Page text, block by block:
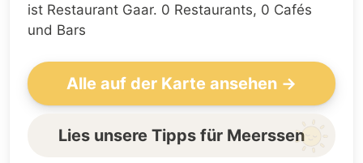
ist Restaurant Gaar. 0 Restaurants, 0 Cafés
und Bars
Alle auf der Karte ansehen →
Lies unsere Tipps für Meerssen